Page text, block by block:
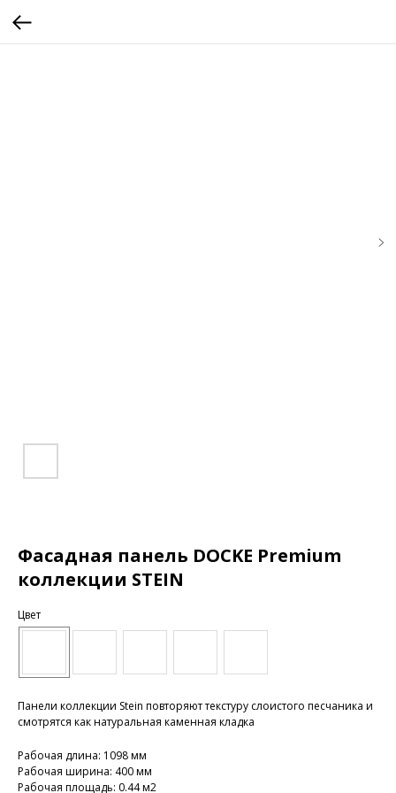
Фасадная панель DOCKE Premium
коллекции STEIN
Цвет
Панели коллекции Stein повторяют текстуру слоистого песчаника и
смотрятся как натуральная каменная кладка
Рабочая длина: 1098 мм
Рабочая ширина: 400 мм
Рабочая площадь: 0.44 м2